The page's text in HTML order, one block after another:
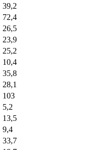
39,2
72,4
26,5
23,9
25,2
10,4
35,8
28,1
103
5,2
13,5
9,4
33,7